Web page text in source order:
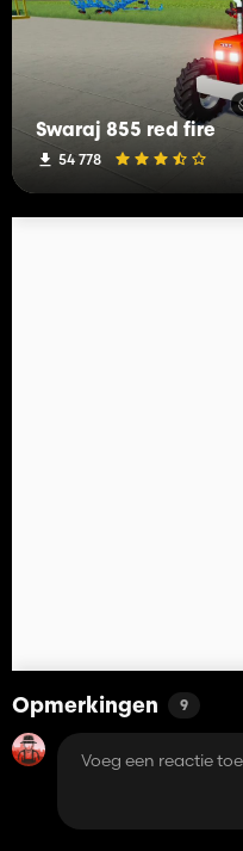
Swaraj 855 red fire
54 778
Opmerkingen 9